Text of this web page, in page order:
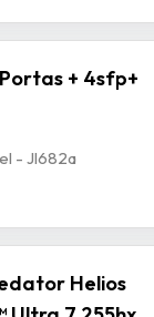
+ 4sfp+
- Jl682a
Helios